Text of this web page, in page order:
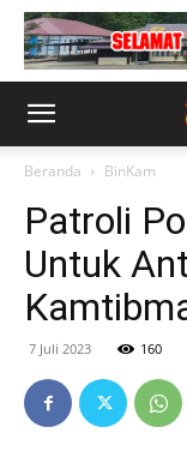
Beranda BinKam
Patroli
Untuk
7 Juli 2023 160